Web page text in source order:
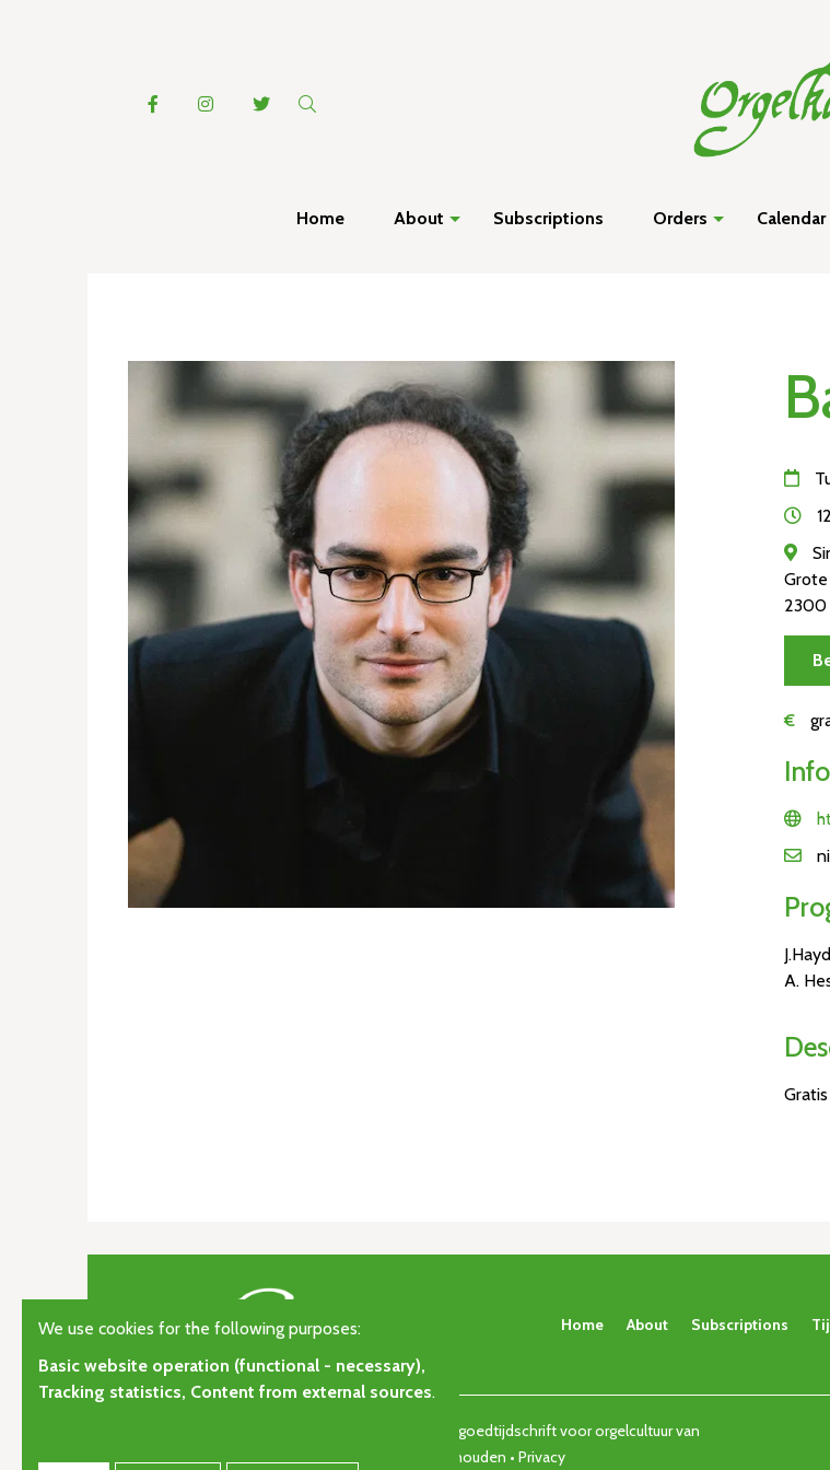
Home About Subscriptions Orders Calendar
2300
€
Info
A.
Home About Subscriptions
© Copyright 2026 | Orgelkunst | Vlaams cultureel-erfgoedtijdschrift voor orgelcultuur van
gisteren, vandaag en morgen. • Alle rechten voorbehouden • Privacy
We use cookies for the following purposes:
Basic website operation (functional - necessary),
Tracking statistics, Content from external sources.